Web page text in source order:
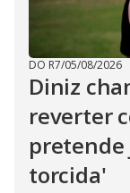
DO R7/05/08/2026
Diniz
reverter
pretende
torcida'